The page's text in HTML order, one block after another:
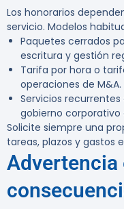
Los honorarios
servicio. Modelos
Paquetes cerrados
escritura y gestión
Tarifa por hora o
operaciones de M&A.
Servicios
gobierno
Solicite siempre una
tareas, plazos y gastos
Advertencia